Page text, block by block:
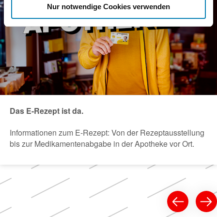
Nur notwendige Cookies verwenden
Das E-Rezept ist da.
Informationen zum E-Rezept: Von der Rezeptausstellung
bis zur Medikamentenabgabe in der Apotheke vor Ort.